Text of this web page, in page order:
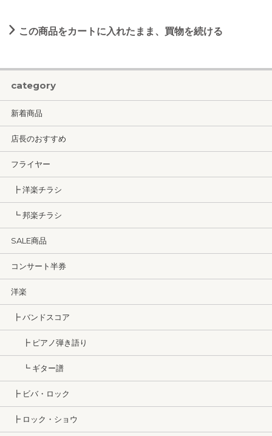
この商品をカートに入れたまま、買物を続ける
category
新着商品
店長のおすすめ
フライヤー
┣ 洋楽チラシ
┗ 邦楽チラシ
SALE商品
コンサート半券
洋楽
┣ バンドスコア
┣ ピアノ弾き語り
┗ ギター譜
┣ ビバ・ロック
┣ ロック・ショウ